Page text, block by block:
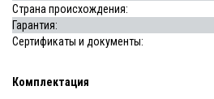
Страна происхождения:
Гарантия:
Сертификаты и документы:
Комплектация